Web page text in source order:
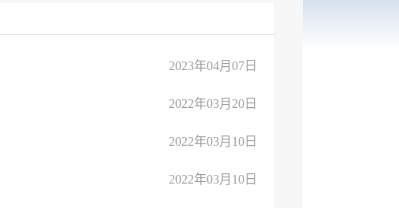
2023年04月07日
2022年03月20日
2022年03月10日
2022年03月10日